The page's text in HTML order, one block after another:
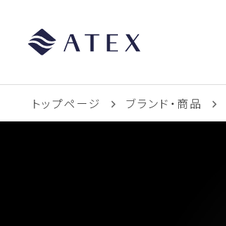
トップページ ブランド・商品